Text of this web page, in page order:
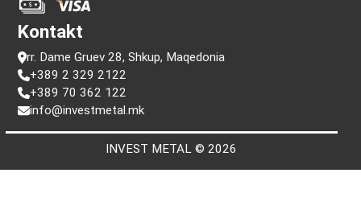
Informacion
Pyetje
Kushtet e përdorimit
Politika e privatësisë
Kërko me numrin serial
Pagesa